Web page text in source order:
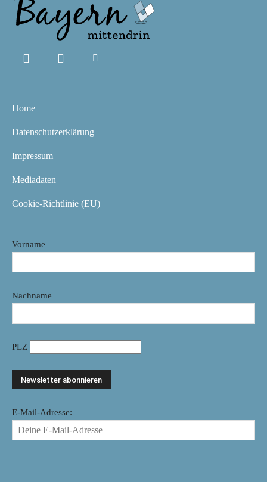
Home
Datenschutzerklärung
Impressum
Mediadaten
Cookie-Richtlinie (EU)
Vorname
Nachname
PLZ
E-Mail-Adresse: